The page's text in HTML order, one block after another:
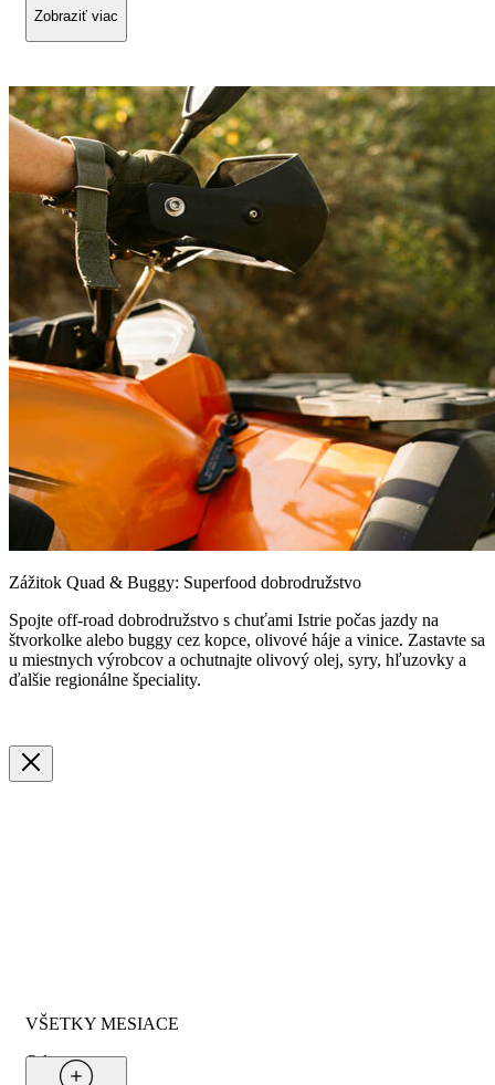
Zobraziť viac
Zážitok Quad & Buggy: Superfood dobrodružstvo
Spojte off-road dobrodružstvo s chuťami Istrie počas jazdy na
štvorkolke alebo buggy cez kopce, olivové háje a vinice. Zastavte sa
u miestnych výrobcov a ochutnajte olivový olej, syry, hľuzovky a
ďalšie regionálne špeciality.
VŠETKY MESIACE
Od